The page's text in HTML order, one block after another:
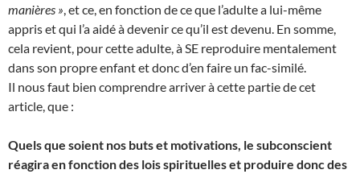
manières » , et ce, en fonction de ce que l’adulte a lui-même
appris et qui l’a aidé à devenir ce qu’il est devenu. En somme,
cela revient, pour cette adulte, à SE reproduire mentalement
dans son propre enfant et donc d’en faire un fac-similé.
Il nous faut bien comprendre arriver à cette partie de cet
article, que :
Quels que soient nos buts et motivations, le subconscient
réagira en fonction des lois spirituelles et produire donc des